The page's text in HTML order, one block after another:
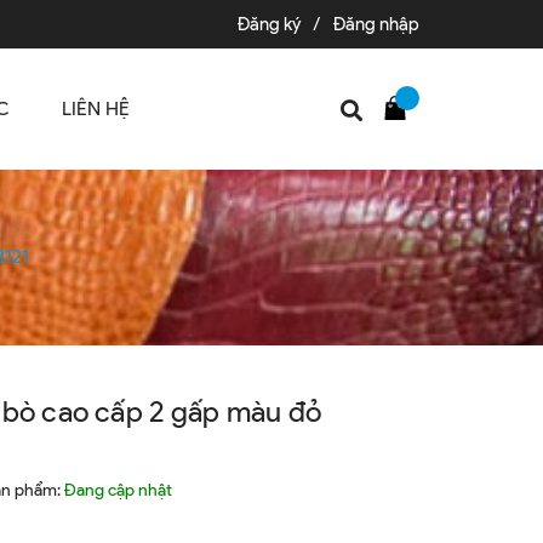
Đăng ký / Đăng nhập
LIÊN HỆ
cao cấp 2 gấp màu đỏ
phẩm:Đang cập nhật